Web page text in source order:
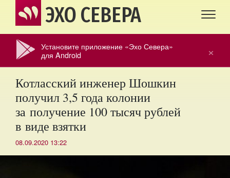
ЭХО СЕВЕРА
×
Установите приложение «Эхо Севера»
для Android
Котласский инженер Шошкин
получил 3,5 года колонии
за получение 100 тысяч рублей
в виде взятки
08.09.2020 13:22